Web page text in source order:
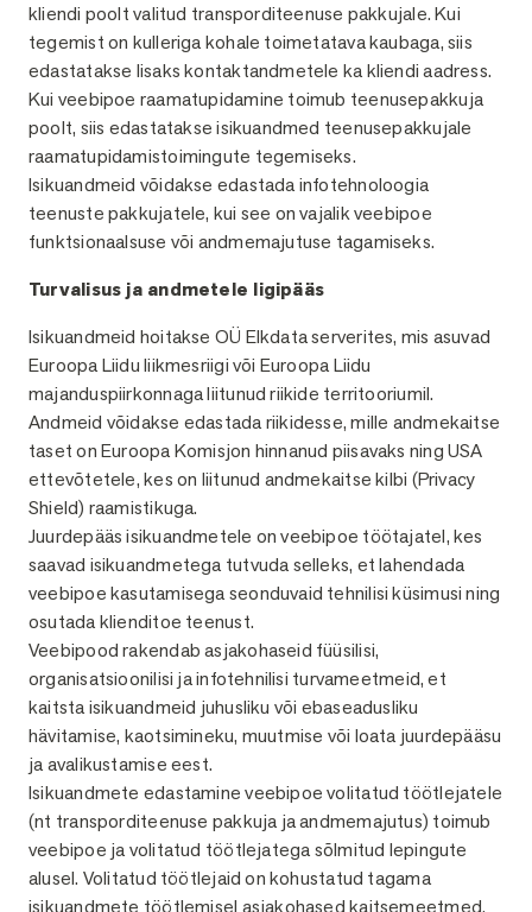
kliendi poolt valitud transporditeenuse pakkujale. Kui
tegemist on kulleriga kohale toimetatava kaubaga, siis
edastatakse lisaks kontaktandmetele ka kliendi aadress.
Kui veebipoe raamatupidamine toimub teenusepakkuja
poolt, siis edastatakse isikuandmed teenusepakkujale
raamatupidamistoimingute tegemiseks.
Isikuandmeid võidakse edastada infotehnoloogia
teenuste pakkujatele, kui see on vajalik veebipoe
funktsionaalsuse või andmemajutuse tagamiseks.
Turvalisus ja andmetele ligipääs
Isikuandmeid hoitakse OÜ Elkdata serverites, mis asuvad
Euroopa Liidu liikmesriigi või Euroopa Liidu
majanduspiirkonnaga liitunud riikide territooriumil.
Andmeid võidakse edastada riikidesse, mille andmekaitse
taset on Euroopa Komisjon hinnanud piisavaks ning USA
ettevõtetele, kes on liitunud andmekaitse kilbi (Privacy
Shield) raamistikuga.
Juurdepääs isikuandmetele on veebipoe töötajatel, kes
saavad isikuandmetega tutvuda selleks, et lahendada
veebipoe kasutamisega seonduvaid tehnilisi küsimusi ning
osutada klienditoe teenust.
Veebipood rakendab asjakohaseid füüsilisi,
organisatsioonilisi ja infotehnilisi turvameetmeid, et
kaitsta isikuandmeid juhusliku või ebaseadusliku
hävitamise, kaotsimineku, muutmise või loata juurdepääsu
ja avalikustamise eest.
Isikuandmete edastamine veebipoe volitatud töötlejatele
(nt transporditeenuse pakkuja ja andmemajutus) toimub
veebipoe ja volitatud töötlejatega sõlmitud lepingute
alusel. Volitatud töötlejaid on kohustatud tagama
isikuandmete töötlemisel asjakohased kaitsemeetmed.